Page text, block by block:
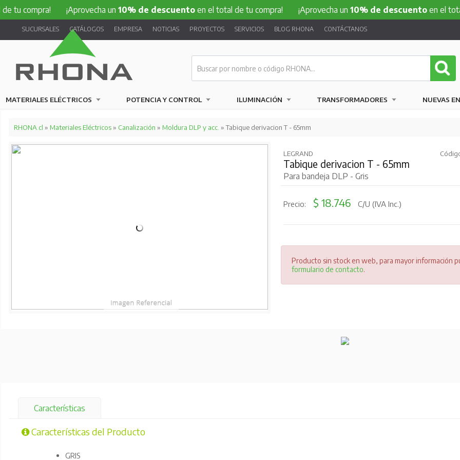
compra! ¡Aprovecha un10% de descuentoen el total de tu compra! ¡Aprovecha un10% de descuentoen el total
SUCURSALES CATÁLOGOS EMPRESA NOTICIAS PROYECTOS SERVICIOS BLOG RHONA CONTÁCTANOS
MATERIALES ELÉCTRICOS POTENCIA Y CONTROL ILUMINACIÓN TRANSFORMADORES NUEVAS
RHONA.cl » Materiales Eléctricos» Canalización » Moldura DLP y acc. » Tabique derivacion T - 65mm
LEGRAND
Tabique derivacion T - 65mm
Para bandeja DLP - Gris
Precio: $ 18.746 C/U (IVA Inc.)
Producto sin stock en web, para mayor información
formulario de contacto.
Características
Características del Producto
GRIS